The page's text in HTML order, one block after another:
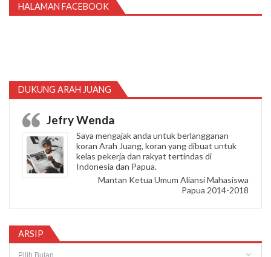
HALAMAN FACEBOOK
DUKUNG ARAH JUANG
Jefry Wenda
Saya mengajak anda untuk berlangganan
koran Arah Juang, koran yang dibuat untuk
kelas pekerja dan rakyat tertindas di
Indonesia dan Papua.
Mantan Ketua Umum Aliansi Mahasiswa
Papua 2014-2018
ARSIP